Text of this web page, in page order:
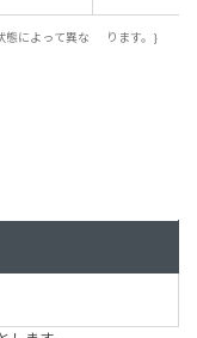
態によって異な ります。}